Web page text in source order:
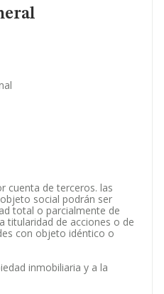
cuenta de terceros. las
social podrán ser
total o parcialmente de
titularidad de acciones o de
con objeto idéntico o
inmobiliaria y a la
complementaria.